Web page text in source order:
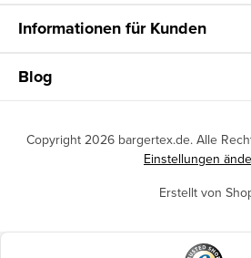
Informationen für Kunden
Blog
Erstellt von
Copyright 2026 bargertex.de. Alle
Einstellungen